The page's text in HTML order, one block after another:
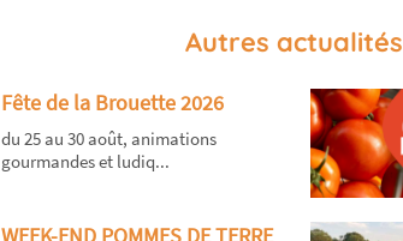
Autres actualités
Fête de la Brouette 2026
du 25 au 30 août, animations
gourmandes et ludiq...